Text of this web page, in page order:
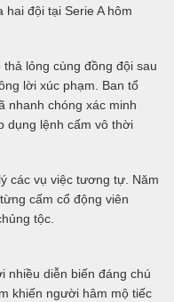
đội tại Serie A hôm
lỏng cùng đồng đội sau
lời xúc phạm. Ban tổ
nhanh chóng xác minh
dụng lệnh cấm vô thời
các vụ việc tương tự. Năm
cấm cổ động viên
tộc.
nhiều diễn biến đáng chú
khiến người hâm mộ tiếc